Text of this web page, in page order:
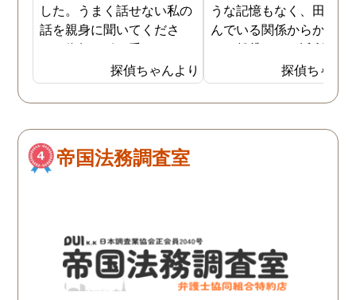
した。うまく話せない私の
話を親身に聞いてくださ
り、依頼を引き受けてくだ
さりました。依頼期間中、
定期的に報告をくださるの
で心強かったです。また証
り報告書を頂けたので前に
向かって進めそうです。
探偵ちゃんより
うな記憶もなく、田舎に
んでいる関係からかアパ
トの賃貸でもご近所さん
のあいさつ程度のやり取
は会う度にありました。
る日を境に、家の前にゴ
ちろんゴミ出し場に出す
風で飛んできたのかと思
い、気にせずいましたが
頻繁にゴミが置いてある
探偵ちゃん
帝国法務調査室